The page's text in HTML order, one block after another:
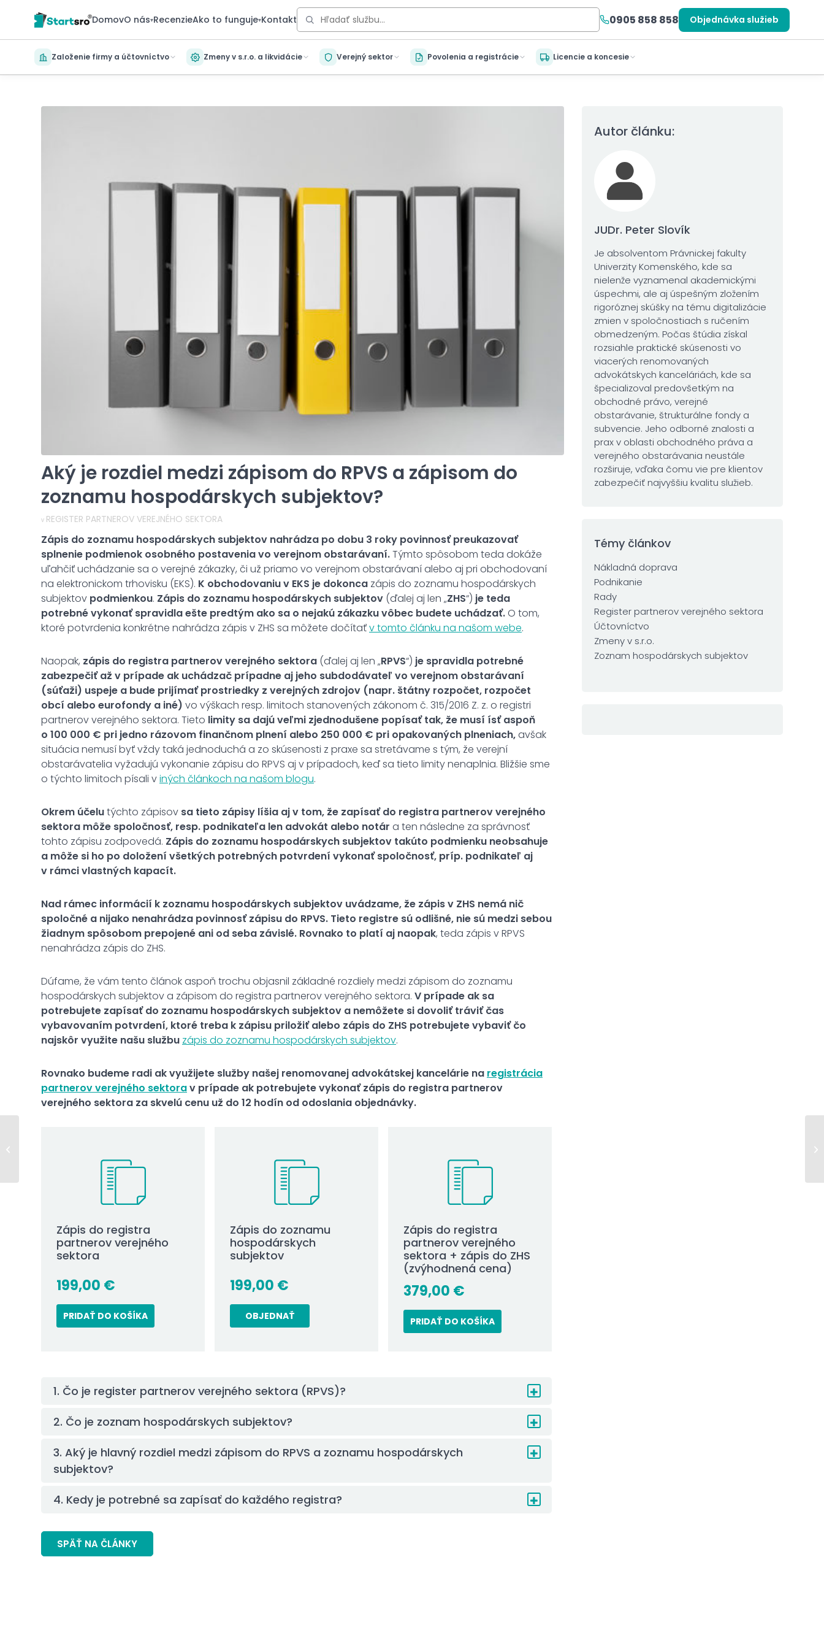
DomovO nás▾RecenzieAko to funguje▾Kontakt 0905 858 858 Objednávka služieb
Založenie firmy a účtovníctvo Zmeny v s.r.o. a likvidácie Verejný sektor Povolenia a registrácie Licencie a koncesie
Aký je rozdiel medzi zápisom do RPVS a zápisom do
zoznamu hospodárskych subjektov?
v REGISTER PARTNEROV VEREJNÉHO SEKTORA
Zápis do zoznamu hospodárskych subjektov nahrádza po dobu 3 roky povinnosť preukazovať
splnenie podmienok osobného postavenia vo verejnom obstarávaní.Týmto spôsobom teda dokáže
uľahčiť uchádzanie sa o verejné zákazky, či už priamo vo verejnom obstarávaní alebo aj pri obchodovaní
na elektronickom trhovisku (EKS). K obchodovaniu v EKS je dokonca zápis do zoznamu hospodárskych
subjektov podmienkou. Zápis do zoznamu hospodárskych subjektov (ďalej aj len „ZHS“) je teda
potrebné vykonať spravidla ešte predtým ako sa o nejakú zákazku vôbec budete uchádzať.O tom,
ktoré potvrdenia konkrétne nahrádza zápis v ZHS sa môžete dočítaťv tomto článku na našom webe.
Naopak, zápis do registra partnerov verejného sektora (ďalej aj len „RPVS“) je spravidla potrebné
zabezpečiť až v prípade ak uchádzač prípadne aj jeho subdodávateľ vo verejnom obstarávaní
(súťaži) uspeje a bude prijímať prostriedky z verejných zdrojov (napr. štátny rozpočet, rozpočet
obcí alebo eurofondy a iné) vo výškach resp. limitoch stanovených zákonom č. 315/2016 Z. z. o registri
partnerov verejného sektora. Tieto limity sa dajú veľmi zjednodušene popísať tak, že musí ísť aspoň
o 100 000 € pri jedno rázovom finančnom plnení alebo 250 000 € pri opakovaných plneniach,avšak
situácia nemusí byť vždy taká jednoduchá a zo skúsenosti z praxe sa stretávame s tým, že verejní
obstarávatelia vyžadujú vykonanie zápisu do RPVS aj v prípadoch, keď sa tieto limity nenaplnia. Bližšie sme
o týchto limitoch písali viných článkoch na našom blogu.
Okrem účelutýchto zápisov sa tieto zápisy líšia aj v tom, že zapísať do registra partnerov verejného
sektora môže spoločnosť, resp. podnikateľa len advokát alebo notár a ten následne za správnosť
tohto zápisu zodpovedá. Zápis do zoznamu hospodárskych subjektov takúto podmienku neobsahuje
a môže si ho po doložení všetkých potrebných potvrdení vykonať spoločnosť, príp. podnikateľ aj
v rámci vlastných kapacít.
Nad rámec informácií k zoznamu hospodárskych subjektov uvádzame, že zápis v ZHS nemá nič
spoločné a nijako nenahrádza povinnosť zápisu do RPVS. Tieto registre sú odlišné, nie sú medzi sebou
žiadnym spôsobom prepojené ani od seba závislé. Rovnako to platí aj naopak, teda zápis v RPVS
nenahrádza zápis do ZHS.
Dúfame, že vám tento článok aspoň trochu objasnil základné rozdiely medzi zápisom do zoznamu
hospodárskych subjektov a zápisom do registra partnerov verejného sektora. V prípade ak sa
potrebujete zapísať do zoznamu hospodárskych subjektov a nemôžete si dovoliť tráviť čas
vybavovaním potvrdení, ktoré treba k zápisu priložiť alebo zápis do ZHS potrebujete vybaviť čo
najskôr využite našu službu zápis do zoznamu hospodárskych subjektov.
Rovnako budeme radi ak využijete služby našej renomovanej advokátskej kancelárie na registrácia
partnerov verejného sektorav prípade ak potrebujete vykonať zápis do registra partnerov
verejného sektora za skvelú cenu už do 12 hodín od odoslania objednávky.
Zápis do registra
partnerov verejného
sektora
199,00 €
PRIDAŤ DO KOŠÍKA
Zápis do zoznamu
hospodárskych
subjektov
199,00 €
OBJEDNAŤ
Zápis do registra
partnerov verejného
sektora + zápis do ZHS
(zvýhodnená cena)
379,00 €
PRIDAŤ DO KOŠÍKA
1. Čo je register partnerov verejného sektora (RPVS)?
2. Čo je zoznam hospodárskych subjektov?
3. Aký je hlavný rozdiel medzi zápisom do RPVS a zoznamu hospodárskych
subjektov?
4. Kedy je potrebné sa zapísať do každého registra?
SPÄŤ NA ČLÁNKY
Autor článku:
JUDr. Peter Slovík
Je absolventom Právnickej fakulty
Univerzity Komenského, kde sa
nielenže vyznamenal akademickými
úspechmi, ale aj úspešným zložením
rigoróznej skúšky na tému digitalizácie
zmien v spoločnostiach s ručením
obmedzeným. Počas štúdia získal
rozsiahle praktické skúsenosti vo
viacerých renomovaných
advokátskych kanceláriách, kde sa
špecializoval predovšetkým na
obchodné právo, verejné
obstarávanie, štrukturálne fondy a
subvencie. Jeho odborné znalosti a
prax v oblasti obchodného práva a
verejného obstarávania neustále
rozširuje, vďaka čomu vie pre klientov
zabezpečiť najvyššiu kvalitu služieb.
Témy článkov
Nákladná doprava
Podnikanie
Rady
Register partnerov verejného sektora
Účtovníctvo
Zmeny v s.r.o.
Zoznam hospodárskych subjektov
subjektov a na čo slúži